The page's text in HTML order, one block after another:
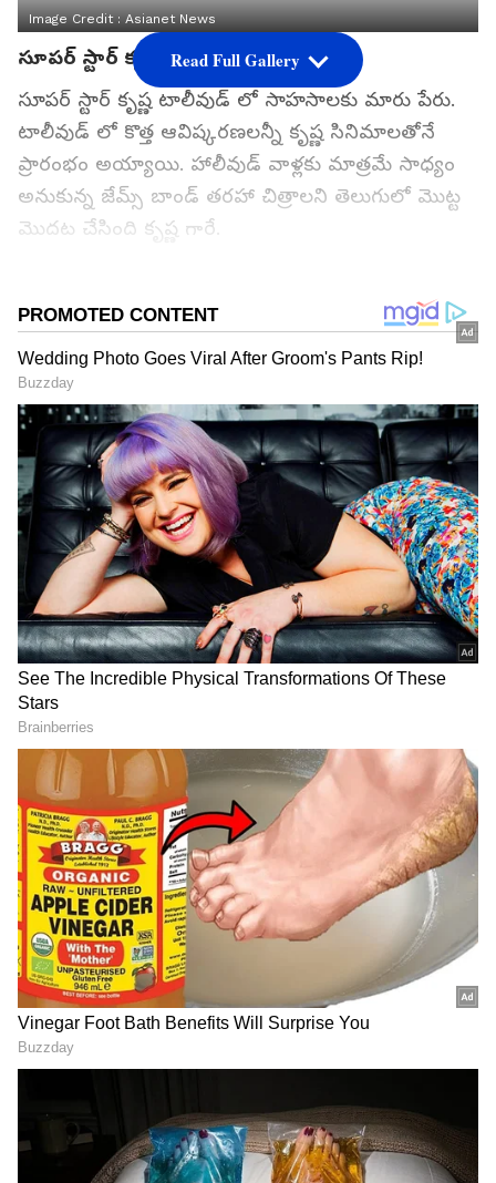
Image Credit :Asianet News
సూపర్ స్టార్ కృష్ణ
సూపర్ స్టార్ కృష్ణ టాలీవుడ్ లో సాహసాలకు మారు పేరు.
టాలీవుడ్ లో కొత్త ఆవిష్కరణలన్నీ కృష్ణ సినిమాలతోనే
ప్రారంభం అయ్యాయి. హాలీవుడ్ వాళ్లకు మాత్రమే సాధ్యం
అనుకున్న జేమ్స్ బాండ్ తరహా చిత్రాలని తెలుగులో మొట్ట
మొదట చేసింది కృష్ణ గారే.
ను మీ ఫ్రిఫర్డ్ సోర్స్ గా ఎంచుకోండి
Image Credit :Social Media
అగ్ర హీరోగా మహేష్ బాబు
సూపర్ స్టార్ కృష్ణ తనయుడిగా మహేష్ బాబు టాలీవుడ్
లోకి ఎంట్రీ ఇచ్చి అగ్ర హీరోగా ఎదిగారు. ప్రస్తుతం మహేష్
బాబు రాజమౌళి దర్శకత్వంలో వారణాసి అనే పాన్ వరల్డ్
మూవీలో నటిస్తున్నారు. వచ్చే ఏడాది రిలీజ్ కానుంది.
కృష్ణ కోరిక మాత్రం వేరేలా ఉంది.
Read Full Gallery